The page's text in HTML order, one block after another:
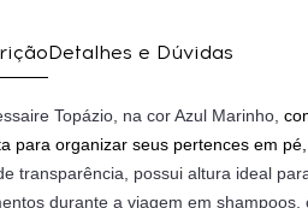
Detalhes e Dúvidas
Topázio, na cor Azul Marinho,
para organizar seus pertences em
transparência, possui altura ideal
durante a viagem em